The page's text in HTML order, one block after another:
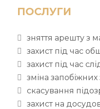
ПОСЛУГИ
зняття арешту з
захист під час
захист під час
зміна запобіжних
скасування
захист на